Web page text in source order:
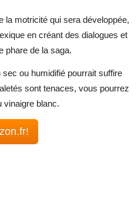
la motricité qui sera développée,
en créant des dialogues et
phare de la saga.
sec ou humidifié pourrait suffire
sont tenaces, vous pourrez
vinaigre blanc.